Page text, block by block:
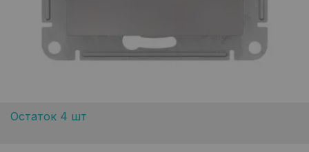
Остаток 4 шт